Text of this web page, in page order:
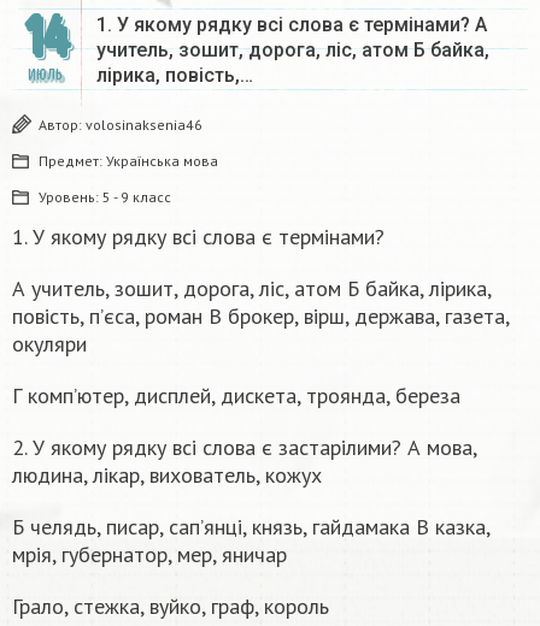
14
ИЮЛЬ
1. У якому рядку всі слова є термінами? А
учитель, зошит, дорога, ліс, атом Б байка,
лірика, повість,…
Автор: volosinaksenia46
Предмет: Українська мова
Уровень: 5 - 9 класс
1. У якому рядку всі слова є термінами?
А учитель, зошит, дорога, ліс, атом Б байка, лірика,
повість, п’єса, роман В брокер, вірш, держава, газета,
окуляри
Г комп’ютер, дисплей, дискета, троянда, береза
2. У якому рядку всі слова є застарілими? А мова,
людина, лікар, вихователь, кожух
Б челядь, писар, сап’янці, князь, гайдамака В казка,
мрія, губернатор, мер, яничар
Грало, стежка, вуйко, граф, король